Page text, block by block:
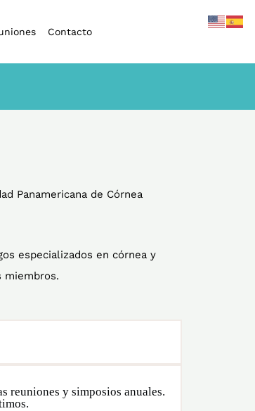
Contacto
Panamericana de Córnea
especializados en córnea y
miembros.
reuniones y simposios anuales.